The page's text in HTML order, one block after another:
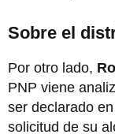
Sobre el
Por otro lado,
PNP viene
ser declarado
solicitud de su